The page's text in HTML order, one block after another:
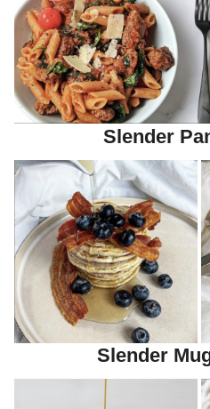
Slender
Slender